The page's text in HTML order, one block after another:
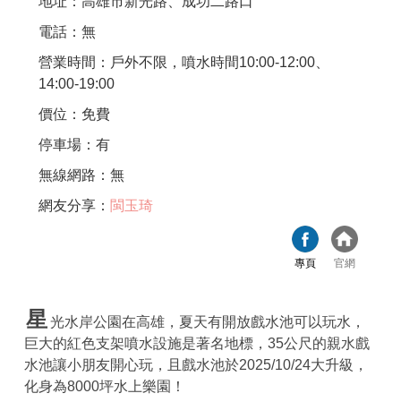
電話：無
營業時間：戶外不限，噴水時間10:00-12:00、
14:00-19:00
價位：免費
停車場：有
無線網路：無
網友分享： 閩玉琦
專頁 官網
星 光水岸公園在高雄，夏天有開放戲水池可以玩水，
巨大的紅色支架噴水設施是著名地標，35公尺的親水戲
水池讓小朋友開心玩，且戲水池於2025/10/24大升級，
化身為8000坪水上樂園！